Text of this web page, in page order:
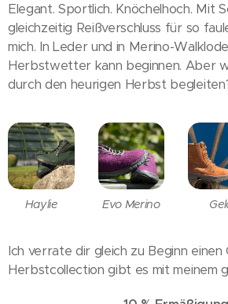
Elegant. Sportlich. Knöchelhoch. Mit
gleichzeitig Reißverschluss für so
mich. In Leder und in Merino-
Herbstwetter kann beginnen. Aber
durch den heurigen Herbst
Haylie Evo Merino
Ich verrate dir gleich zu Beginn einen
Herbstcollection gibt es mit meinem